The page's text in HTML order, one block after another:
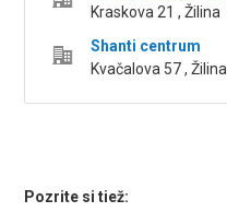
Kraskova 21 , Žilina
Shanti centrum
Kvačalova 57 , Žilina
Pozrite si tiež: